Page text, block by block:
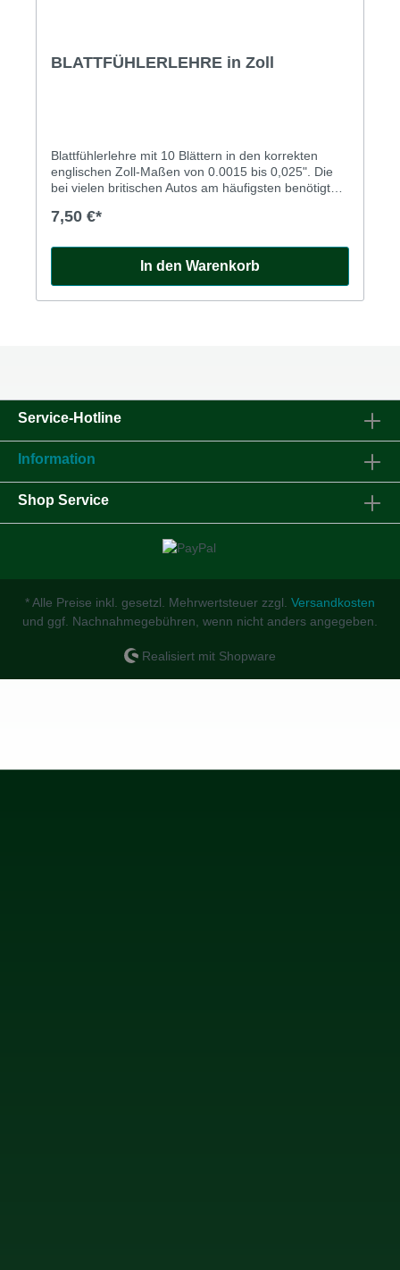
BLATTFÜHLERLEHRE in Zoll
Blattfühlerlehre mit 10 Blättern in den korrekten
englischen Zoll-Maßen von 0.0015 bis 0,025". Die
bei vielen britischen Autos am häufigsten benötigte
7,50 €*
In den Warenkorb
Service-Hotline
Information
Shop Service
* Alle Preise inkl. gesetzl. Mehrwertsteuer zzgl. Versandkosten
und ggf. Nachnahmegebühren, wenn nicht anders angegeben.
Realisiert mit Shopware